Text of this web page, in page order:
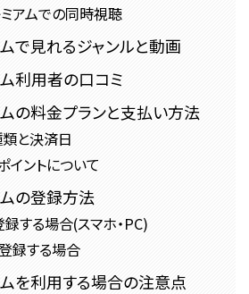
アムでの同時視聴
で見れるジャンルと動画
利用者の口コミ
の料金プランと支払い方法
と決済日
イントについて
の登録方法
する場合(スマホ・PC)
録する場合
を利用する場合の注意点